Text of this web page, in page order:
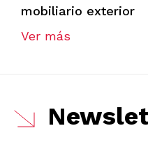
mobiliario exterior
Ver más